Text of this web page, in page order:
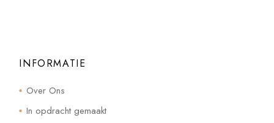
INFORMATIE
Over Ons
In opdracht gemaakt